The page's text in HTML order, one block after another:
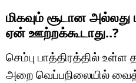
மிகவும் சூடான அல்லது
ஏன் ஊற்றக்கூடாது..?
செம்பு பாத்திரத்தில்
அறை வெப்பநிலையில்